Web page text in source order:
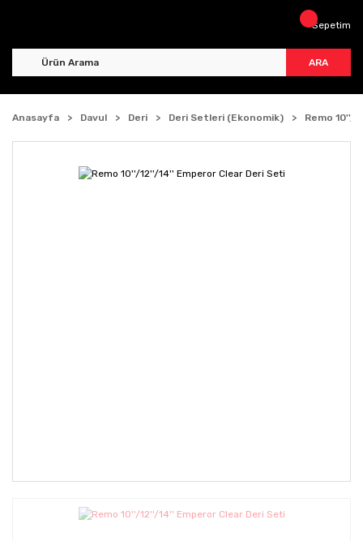
ARA
Sepetim
Anasayfa Davul Deri Deri Setleri (Ekonomik) Remo 10''/